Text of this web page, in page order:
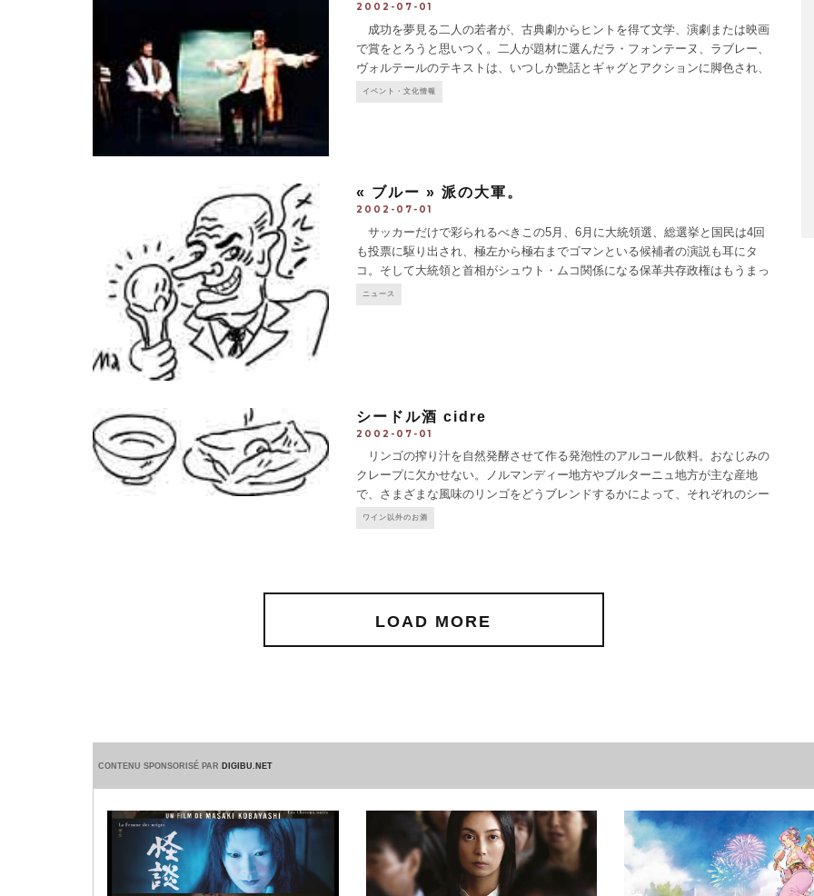
2002-07-01
成功を夢見る二人の若者が、古典劇からヒントを得て文学、演劇または映画
で賞をとろうと思いつく。二人が題材に選んだラ・フォンテーヌ、ラブレー、
ヴォルテールのテキストは、いつしか艶話とギャグとアクションに脚色され、
まったく違った様相を見せていく。ラ・フォンテーヌの部
イベント・文化情報
« ブルー » 派の大軍。
2002-07-01
サッカーだけで彩られるべきこの5月、6月に大統領選、総選挙と国民は4回
も投票に駆り出され、極左から極右までゴマンといる候補者の演説も耳にタ
コ。そして大統領と首相がシュウト・ムコ関係になる保革共存政権はもうまっ
ぴらと、6月16日の総選挙決選で大統領与党連合(UMP)に577席のうち369席を
ニュース
シードル酒 cidre
2002-07-01
リンゴの搾り汁を自然発酵させて作る発泡性のアルコール飲料。おなじみの
クレープに欠かせない。ノルマンディー地方やブルターニュ地方が主な産地
で、さまざまな風味のリンゴをどうブレンドするかによって、それぞれのシー
ドルの個性が出てくるという。アルコール度が最低5％ないと本格的なシード
ワイン以外のお酒
LOAD MORE
CONTENU SPONSORISÉ PAR DIGIBU.NET